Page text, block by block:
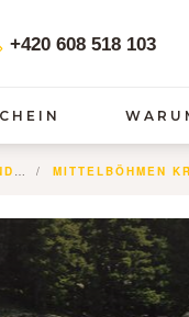
+420 608 518 103
URLAUB TSCHECHIEN UND SLOWAKEI MITTELBÖHMEN